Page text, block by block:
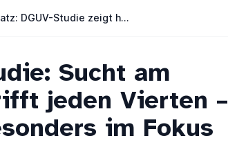
Sucht am Arbeitsplatz: DGUV-Studie zeigt hohes Risiko in der Pflege
Sucht am
jeden Vierten –
im Fokus